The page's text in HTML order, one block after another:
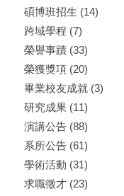
碩博班招生 (14)
跨域學程 (7)
榮譽事蹟(33)
榮獲獎項(20)
畢業校友成就(3)
研究成果(11)
演講公告(88)
系所公告(61)
學術活動 (31)
求職徵才(23)